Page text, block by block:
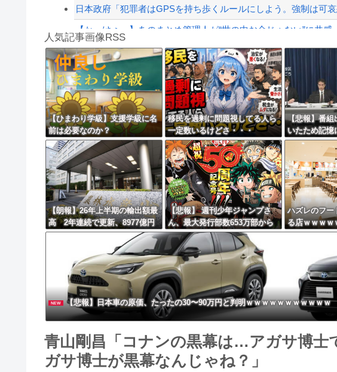
日本政府「犯罪者はGPSを持ち歩くルールにしよう。強制は可哀
【かっけぇ…】あのまとめ管理人が“世の中お金じゃない”に共
【動画】名古屋栄で不良外人が警察官を突き飛ばす。逮捕しろ
勇者♀「仲間に支払うはずのお金で新しい装備買っちゃったから
8/4のニュース
日本旅行キャンセルすべきか…1万年ぶり史上最大級の火山の兆
更新中止のお知らせ
海外「おめでとうタキ！」リヴァプール南野がバースデーゴー
人気記事画像RSS
【ひまわり学級】支援学級に名
前は必要なのか？
移民を過剰に問題視してる人ら
一定数いるけどさ・・・
【悲報】番組
いたため記憶
れば申し訳
出演者から性
【朗報】26年上半期の輸出額最
高 2年連続で更新、8977億円
農水省「インバウンドの増加に
伴い、日本食の認知度が向上」
【悲報】 週刊少年ジャンプさ
ん、最大発行部数653万部から
急降下でついに100万部を割っ
てしまうｗｗｗｗｗｗｗ
ハズレのフー
る店ｗｗｗｗ
NEW 【悲報】日本車の原価、たったの30〜90万円と判明ｗｗｗｗｗｗｗｗｗｗｗ
青山剛昌「コナンの黒幕は…アガサ博
ガサ博士が黒幕なんじゃね？」